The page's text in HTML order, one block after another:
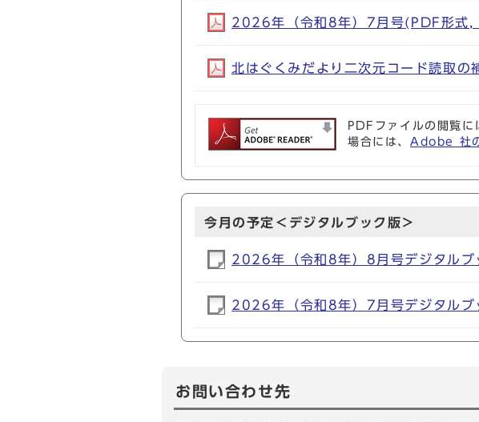
2026年（令和8年）7月号(PDF形式
北はぐくみだより二次元コード読取
PDFファイルの閲覧
場合には、 Adobe 社
今月の予定＜デジタルブック版＞
2026年（令和8年）8月号デジタルブ
2026年（令和8年）7月号デジタルブ
お問い合わせ先